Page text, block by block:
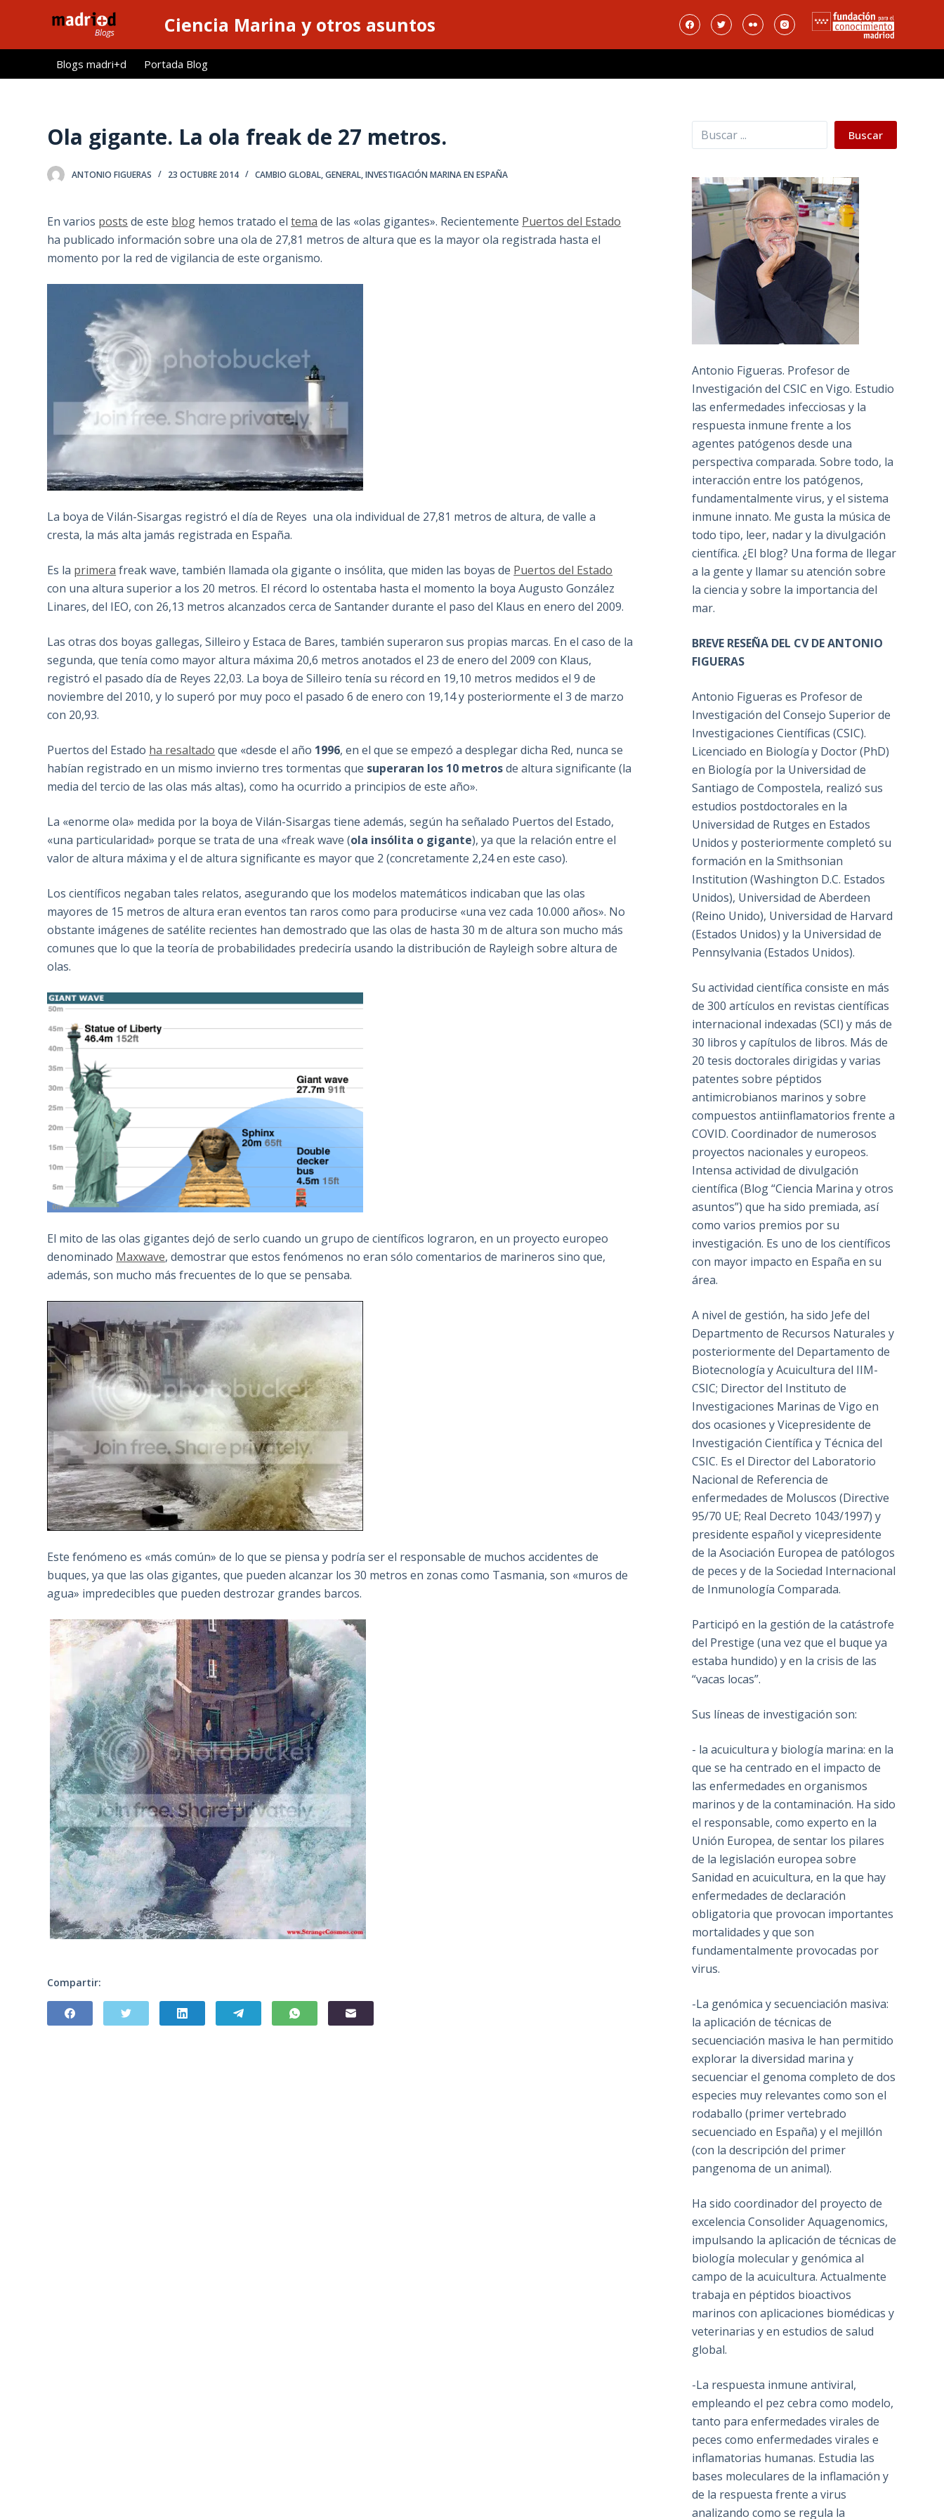
l
Ciencia Marina y otros asuntos
Blogs madri+d Portada Blog
Ola gigante. La ola freak de 27 metros.
ANTONIO FIGUERAS 23 OCTUBRE 2014 CAMBIO GLOBAL,GENERAL,INVESTIGACIÓN MARINA EN ESPAÑA
En varios posts de este blog hemos tratado eltema de las «olas gigantes». Recientemente Puertos del Estado
ha publicado información sobre una ola de 27,81 metros de altura que es la mayor ola registrada hasta el
momento por la red de vigilancia de este organismo.
La boya de Vilán-Sisargas registró el día de Reyes una ola individual de 27,81 metros de altura, de valle a
cresta, la más alta jamás registrada en España.
Es la primera freak wave, también llamada ola gigante o insólita, que miden las boyas de Puertos del Estado
con una altura superior a los 20 metros. El récord lo ostentaba hasta el momento la boya Augusto González
Linares, del IEO, con 26,13 metros alcanzados cerca de Santander durante el paso del Klaus en enero del 2009.
Las otras dos boyas gallegas, Silleiro y Estaca de Bares, también superaron sus propias marcas. En el caso de la
segunda, que tenía como mayor altura máxima 20,6 metros anotados el 23 de enero del 2009 con Klaus,
registró el pasado día de Reyes 22,03. La boya de Silleiro tenía su récord en 19,10 metros medidos el 9 de
noviembre del 2010, y lo superó por muy poco el pasado 6 de enero con 19,14 y posteriormente el 3 de marzo
con 20,93.
Puertos del Estado ha resaltado que «desde el año 1996, en el que se empezó a desplegar dicha Red, nunca se
habían registrado en un mismo invierno tres tormentas que superaran los 10 metrosde altura significante (la
media del tercio de las olas más altas), como ha ocurrido a principios de este año».
La «enorme ola» medida por la boya de Vilán-Sisargas tiene además, según ha señalado Puertos del Estado,
«una particularidad» porque se trata de una «freak wave (ola insólita o gigante), ya que la relación entre el
valor de altura máxima y el de altura significante es mayor que 2 (concretamente 2,24 en este caso).
Los científicos negaban tales relatos, asegurando que los modelos matemáticos indicaban que las olas
mayores de 15 metros de altura eran eventos tan raros como para producirse «una vez cada 10.000 años». No
obstante imágenes de satélite recientes han demostrado que las olas de hasta 30 m de altura son mucho más
comunes que lo que la teoría de probabilidades predeciría usando la distribución de Rayleigh sobre altura de
olas.
El mito de las olas gigantes dejó de serlo cuando un grupo de científicos lograron, en un proyecto europeo
denominado Maxwave, demostrar que estos fenómenos no eran sólo comentarios de marineros sino que,
además, son mucho más frecuentes de lo que se pensaba.
Este fenómeno es «más común» de lo que se piensa y podría ser el responsable de muchos accidentes de
buques, ya que las olas gigantes, que pueden alcanzar los 30 metros en zonas como Tasmania, son «muros de
agua» impredecibles que pueden destrozar grandes barcos.
Compartir:
Buscar Buscar
Antonio Figueras. Profesor de
Investigación del CSIC en Vigo. Estudio
las enfermedades infecciosas y la
respuesta inmune frente a los
agentes patógenos desde una
perspectiva comparada. Sobre todo, la
interacción entre los patógenos,
fundamentalmente virus, y el sistema
inmune innato. Me gusta la música de
todo tipo, leer, nadar y la divulgación
científica. ¿El blog? Una forma de llegar
a la gente y llamar su atención sobre
la ciencia y sobre la importancia del
mar.
BREVE RESEÑA DEL CV DE ANTONIO
FIGUERAS
Antonio Figueras es Profesor de
Investigación del Consejo Superior de
Investigaciones Científicas (CSIC).
Licenciado en Biología y Doctor (PhD)
en Biología por la Universidad de
Santiago de Compostela, realizó sus
estudios postdoctorales en la
Universidad de Rutges en Estados
Unidos y posteriormente completó su
formación en la Smithsonian
Institution (Washington D.C. Estados
Unidos), Universidad de Aberdeen
(Reino Unido), Universidad de Harvard
(Estados Unidos) y la Universidad de
Pennsylvania (Estados Unidos).
Su actividad científica consiste en más
de 300 artículos en revistas científicas
internacional indexadas (SCI) y más de
30 libros y capítulos de libros. Más de
20 tesis doctorales dirigidas y varias
patentes sobre péptidos
antimicrobianos marinos y sobre
compuestos antiinflamatorios frente a
COVID. Coordinador de numerosos
proyectos nacionales y europeos.
Intensa actividad de divulgación
científica (Blog “Ciencia Marina y otros
asuntos”) que ha sido premiada, así
como varios premios por su
investigación. Es uno de los científicos
con mayor impacto en España en su
área.
A nivel de gestión, ha sido Jefe del
Departmento de Recursos Naturales y
posteriormente del Departamento de
Biotecnología y Acuicultura del IIM-
CSIC; Director del Instituto de
Investigaciones Marinas de Vigo en
dos ocasiones y Vicepresidente de
Investigación Científica y Técnica del
CSIC. Es el Director del Laboratorio
Nacional de Referencia de
enfermedades de Moluscos (Directive
95/70 UE; Real Decreto 1043/1997) y
presidente español y vicepresidente
de la Asociación Europea de patólogos
de peces y de la Sociedad Internacional
de Inmunología Comparada.
Participó en la gestión de la catástrofe
del Prestige (una vez que el buque ya
estaba hundido) y en la crisis de las
“vacas locas”.
Sus líneas de investigación son:
- la acuicultura y biología marina: en la
que se ha centrado en el impacto de
las enfermedades en organismos
marinos y de la contaminación. Ha sido
el responsable, como experto en la
Unión Europea, de sentar los pilares
de la legislación europea sobre
Sanidad en acuicultura, en la que hay
enfermedades de declaración
obligatoria que provocan importantes
mortalidades y que son
fundamentalmente provocadas por
virus.
-La genómica y secuenciación masiva:
la aplicación de técnicas de
secuenciación masiva le han permitido
explorar la diversidad marina y
secuenciar el genoma completo de dos
especies muy relevantes como son el
rodaballo (primer vertebrado
secuenciado en España) y el mejillón
(con la descripción del primer
pangenoma de un animal).
Ha sido coordinador del proyecto de
excelencia Consolider Aquagenomics,
impulsando la aplicación de técnicas de
biología molecular y genómica al
campo de la acuicultura. Actualmente
trabaja en péptidos bioactivos
marinos con aplicaciones biomédicas y
veterinarias y en estudios de salud
global.
-La respuesta inmune antiviral,
empleando el pez cebra como modelo,
tanto para enfermedades virales de
peces como enfermedades virales e
inflamatorias humanas. Estudia las
bases moleculares de la inflamación y
de la respuesta frente a virus
analizando como se regula la